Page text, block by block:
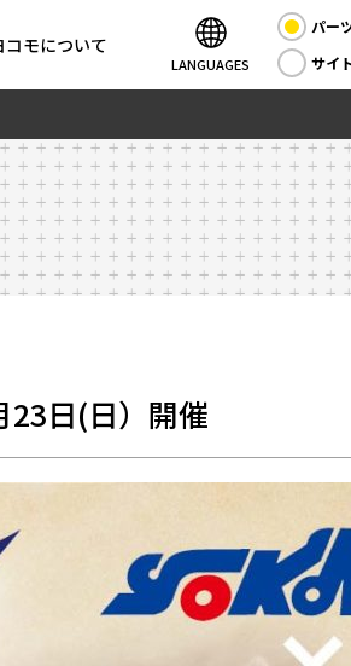
コモについて
LANGUAGES
パー
サイ
23日(日）開催